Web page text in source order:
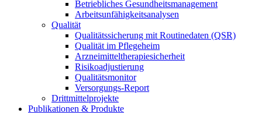
Betriebliches Gesundheitsmanagement
Arbeitsunfähigkeitsanalysen
Qualität
Qualitätssicherung mit Routinedaten (QSR)
Qualität im Pflegeheim
Arzneimitteltherapiesicherheit
Risikoadjustierung
Qualitätsmonitor
Versorgungs-Report
Drittmittelprojekte
Publikationen & Produkte